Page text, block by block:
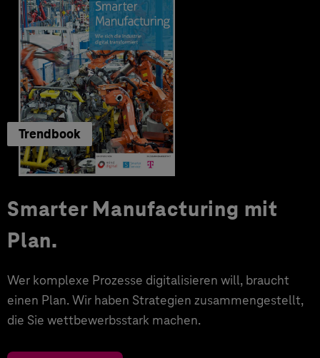
Trendbook
Smarter Manufacturing mit
Plan.
Wer komplexe Prozesse digitalisieren will, braucht
einen Plan. Wir haben Strategien zusammengestellt,
die Sie wettbewerbsstark machen.